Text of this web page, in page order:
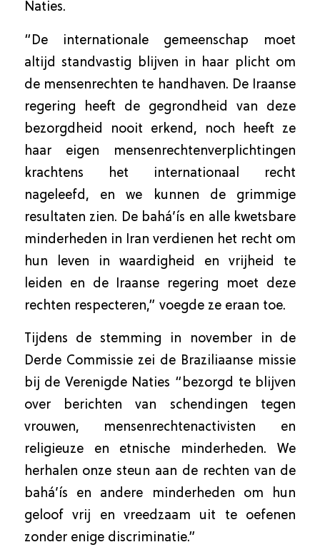
Naties.
“De internationale gemeenschap moet
altijd standvastig blijven in haar plicht om
de mensenrechten te handhaven. De Iraanse
regering heeft de gegrondheid van deze
bezorgdheid nooit erkend, noch heeft ze
haar eigen mensenrechtenverplichtingen
krachtens het internationaal recht
nageleefd, en we kunnen de grimmige
resultaten zien. De bahá’ís en alle kwetsbare
minderheden in Iran verdienen het recht om
hun leven in waardigheid en vrijheid te
leiden en de Iraanse regering moet deze
rechten respecteren,” voegde ze eraan toe.
Tijdens de stemming in november in de
Derde Commissie zei de Braziliaanse missie
bij de Verenigde Naties “bezorgd te blijven
over berichten van schendingen tegen
vrouwen, mensenrechtenactivisten en
religieuze en etnische minderheden. We
herhalen onze steun aan de rechten van de
bahá’ís en andere minderheden om hun
geloof vrij en vreedzaam uit te oefenen
zonder enige discriminatie.”